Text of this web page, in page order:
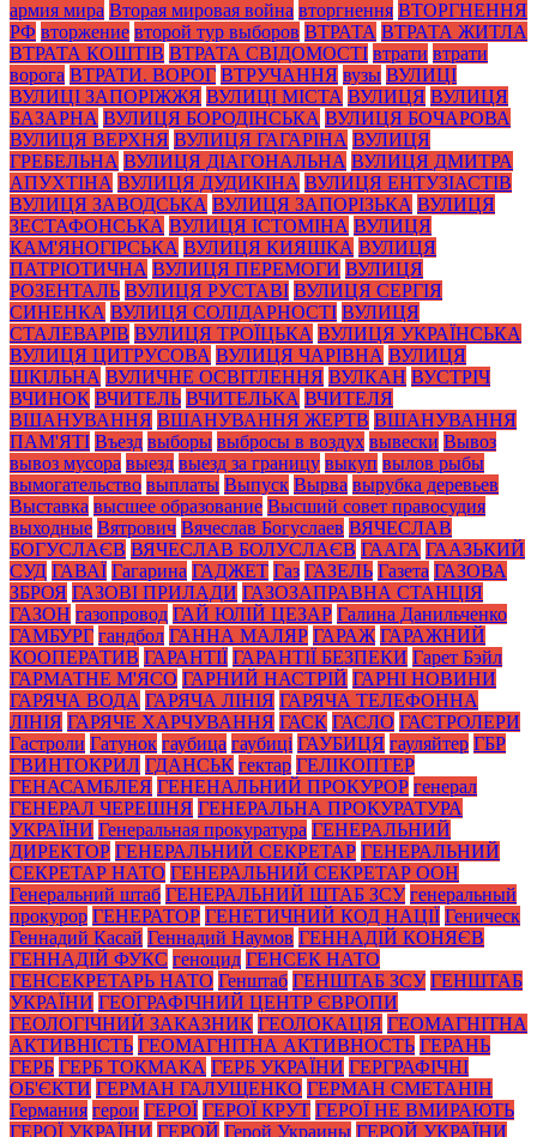
армия мира Вторая мировая война вторгнення ВТОРГНЕННЯ
РФ вторжение второй тур выборов ВТРАТА ВТРАТА ЖИТЛА
ВТРАТА КОШТІВ ВТРАТА СВІДОМОСТІ втрати втрати
ворога ВТРАТИ. ВОРОГ ВТРУЧАННЯ вузы ВУЛИЦІ
ВУЛИЦІ ЗАПОРІЖЖЯ ВУЛИЦІ МІСТА ВУЛИЦЯ ВУЛИЦЯ
БАЗАРНА ВУЛИЦЯ БОРОДІНСЬКА ВУЛИЦЯ БОЧАРОВА
ВУЛИЦЯ ВЕРХНЯ ВУЛИЦЯ ГАГАРІНА ВУЛИЦЯ
ГРЕБЕЛЬНА ВУЛИЦЯ ДІАГОНАЛЬНА ВУЛИЦЯ ДМИТРА
АПУХТІНА ВУЛИЦЯ ДУДИКІНА ВУЛИЦЯ ЕНТУЗІАСТІВ
ВУЛИЦЯ ЗАВОДСЬКА ВУЛИЦЯ ЗАПОРІЗЬКА ВУЛИЦЯ
ЗЕСТАФОНСЬКА ВУЛИЦЯ ІСТОМІНА ВУЛИЦЯ
КАМ'ЯНОГІРСЬКА ВУЛИЦЯ КИЯШКА ВУЛИЦЯ
ПАТРІОТИЧНА ВУЛИЦЯ ПЕРЕМОГИ ВУЛИЦЯ
РОЗЕНТАЛЬ ВУЛИЦЯ РУСТАВІ ВУЛИЦЯ СЕРГІЯ
СИНЕНКА ВУЛИЦЯ СОЛІДАРНОСТІ ВУЛИЦЯ
СТАЛЕВАРІВ ВУЛИЦЯ ТРОЇЦЬКА ВУЛИЦЯ УКРАЇНСЬКА
ВУЛИЦЯ ЦИТРУСОВА ВУЛИЦЯ ЧАРІВНА ВУЛИЦЯ
ШКІЛЬНА ВУЛИЧНЕ ОСВІТЛЕННЯ ВУЛКАН ВУСТРІЧ
ВЧИНОК ВЧИТЕЛЬ ВЧИТЕЛЬКА ВЧИТЕЛЯ
ВШАНУВАННЯ ВШАНУВАННЯ ЖЕРТВ ВШАНУВАННЯ
ПАМ'ЯТІ Въезд выборы выбросы в воздух вывески Вывоз
вывоз мусора выезд выезд за границу выкуп вылов рыбы
вымогательство выплаты Выпуск Вырва вырубка деревьев
Выставка высшее образование Высший совет правосудия
выходные Вятрович Вячеслав Богуслаев ВЯЧЕСЛАВ
БОГУСЛАЄВ ВЯЧЕСЛАВ БОЛУСЛАЄВ ГААГА ГААЗЬКИЙ
СУД ГАВАЇ Гагарина ГАДЖЕТ Газ ГАЗЕЛЬ Газета ГАЗОВА
ЗБРОЯ ГАЗОВІ ПРИЛАДИ ГАЗОЗАПРАВНА СТАНЦІЯ
ГАЗОН газопровод ГАЙ ЮЛІЙ ЦЕЗАР Галина Данильченко
ГАМБУРГ гандбол ГАННА МАЛЯР ГАРАЖ ГАРАЖНИЙ
КООПЕРАТИВ ГАРАНТІЇ ГАРАНТІЇ БЕЗПЕКИ Гарет Бэйл
ГАРМАТНЕ М'ЯСО ГАРНИЙ НАСТРІЙ ГАРНІ НОВИНИ
ГАРЯЧА ВОДА ГАРЯЧА ЛІНІЯ ГАРЯЧА ТЕЛЕФОННА
ЛІНІЯ ГАРЯЧЕ ХАРЧУВАННЯ ГАСК ГАСЛО ГАСТРОЛЕРИ
Гастроли Гатунок гаубица гаубиці ГАУБИЦЯ гауляйтер ГБР
ГВИНТОКРИЛ ГДАНСЬК гектар ГЕЛІКОПТЕР
ГЕНАСАМБЛЕЯ ГЕНЕНАЛЬНИЙ ПРОКУРОР генерал
ГЕНЕРАЛ ЧЕРЕШНЯ ГЕНЕРАЛЬНА ПРОКУРАТУРА
УКРАЇНИ Генеральная прокуратура ГЕНЕРАЛЬНИЙ
ДИРЕКТОР ГЕНЕРАЛЬНИЙ СЕКРЕТАР ГЕНЕРАЛЬНИЙ
СЕКРЕТАР НАТО ГЕНЕРАЛЬНИЙ СЕКРЕТАР ООН
Генеральний штаб ГЕНЕРАЛЬНИЙ ШТАБ ЗСУ генеральный
прокурор ГЕНЕРАТОР ГЕНЕТИЧНИЙ КОД НАЦІЇ Геническ
Геннадий Касай Геннадий Наумов ГЕННАДІЙ КОНЯЄВ
ГЕННАДІЙ ФУКС геноцид ГЕНСЕК НАТО
ГЕНСЕКРЕТАРЬ НАТО Генштаб ГЕНШТАБ ЗСУ ГЕНШТАБ
УКРАЇНИ ГЕОГРАФІЧНИЙ ЦЕНТР ЄВРОПИ
ГЕОЛОГІЧНИЙ ЗАКАЗНИК ГЕОЛОКАЦІЯ ГЕОМАГНІТНА
АКТИВНІСТЬ ГЕОМАГНІТНА АКТИВНОСТЬ ГЕРАНЬ
ГЕРБ ГЕРБ ТОКМАКА ГЕРБ УКРАЇНИ ГЕРГРАФІЧНІ
ОБ'ЄКТИ ГЕРМАН ГАЛУЩЕНКО ГЕРМАН СМЕТАНІН
Германия герои ГЕРОЇ ГЕРОЇ КРУТ ГЕРОЇ НЕ ВМИРАЮТЬ
ГЕРОЇ УКРАЇНИ ГЕРОЙ Герой Украины ГЕРОЙ УКРАЇНИ